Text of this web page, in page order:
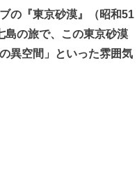
の『東京砂漠』（昭和51
島の旅で、この東京砂漠
異空間」といった雰囲気